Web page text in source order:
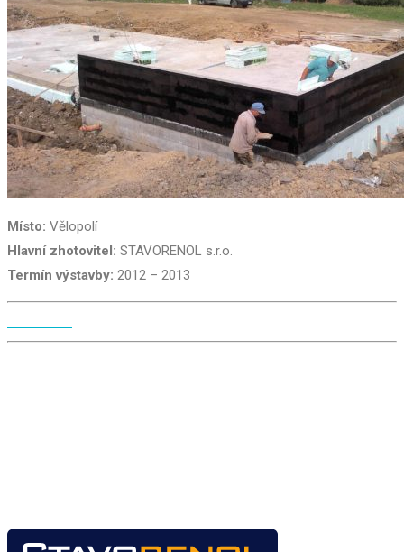
Místo: Vělopolí
Hlavní zhotovitel: STAVORENOL s.r.o.
Termín výstavby: 2012 – 2013